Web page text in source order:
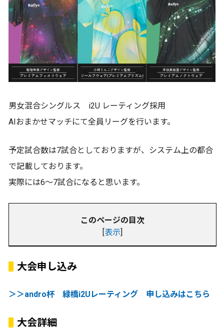
男女混合シングルス i2U レーティング採用
AIおまかせマッチにて全員リーグを行います。
予定試合数は7試合としておりますが、システム上の都合
で記載しております。
実際には6～7試合になると思います。
このページの目次
[表示]
大会申し込み
＞＞andro杯 緑橋i2Uレーティング 申し込みはこちら
大会詳細